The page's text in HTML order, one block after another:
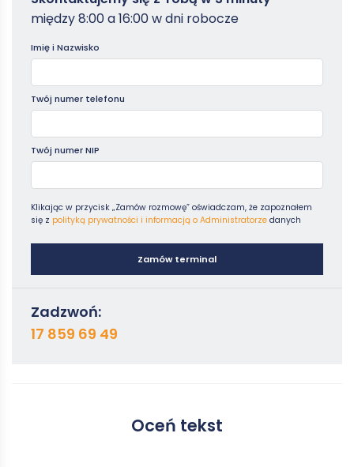
odstąpienia od umowy po potwierdzenie zwrotu – aby w razie
gotówką, jeśli obie strony wyrażą na to zgodę – nie jest to
DCC(Dynamic Currency Conversion
uwzględniać pierwotną walutę transakcji. Jeśli karta, którą
najlepszym rozwiązaniem jest poproszenie o przelew na
rachunek bankowy, co gwarantuje bezproblemowe otrzymanie
Poradniki
między 8:00 a 16:00 w dni robocze
Imię i Nazwisko
Twój numer telefonu
Twój numer NIP
Klikając w przycisk „Zamów rozmowę” oświadczam, że zapoznałem
się z polityką prywatności i informacją o Administratorze danych
Zamów terminal
Zadzwoń:
17 859 69 49
Oceń tekst